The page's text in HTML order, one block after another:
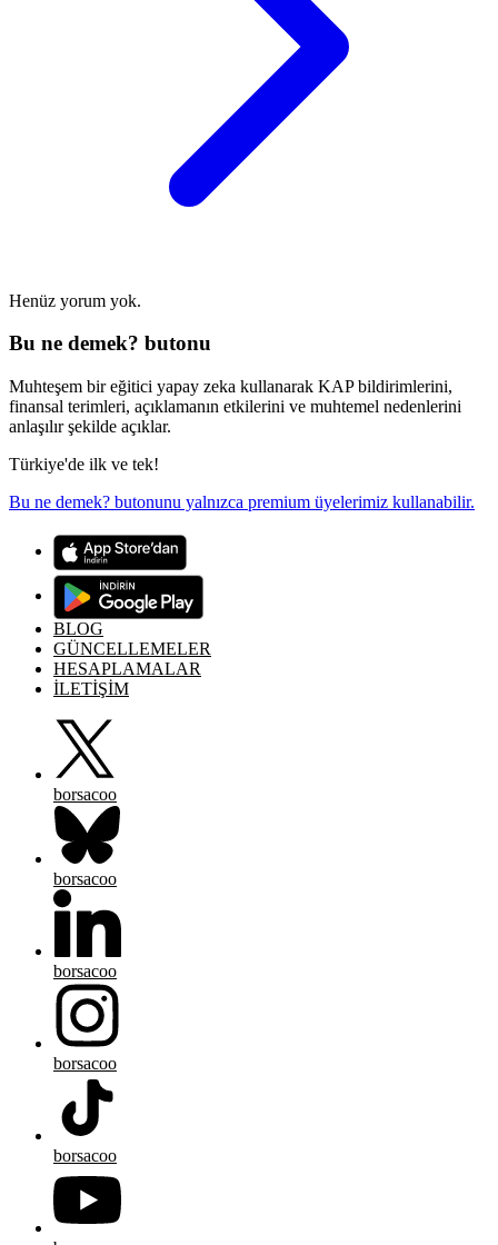
Henüz yorum yok.
Bu ne demek? butonu
Muhteşem bir eğitici yapay zeka kullanarak KAP bildirimlerini,
finansal terimleri, açıklamanın etkilerini ve muhtemel nedenlerini
anlaşılır şekilde açıklar.
Türkiye'de ilk ve tek!
Bu ne demek? butonunu yalnızca premium üyelerimiz kullanabilir.
BLOG
GÜNCELLEMELER
HESAPLAMALAR
İLETİŞİM
borsacoo
borsacoo
borsacoo
borsacoo
borsacoo